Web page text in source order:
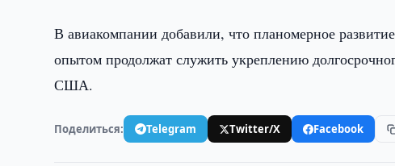
В авиакомпании добавили, что планомерное
опытом продолжат служить укреплению
США.
Поделиться: Telegram Twitter/X Facebook